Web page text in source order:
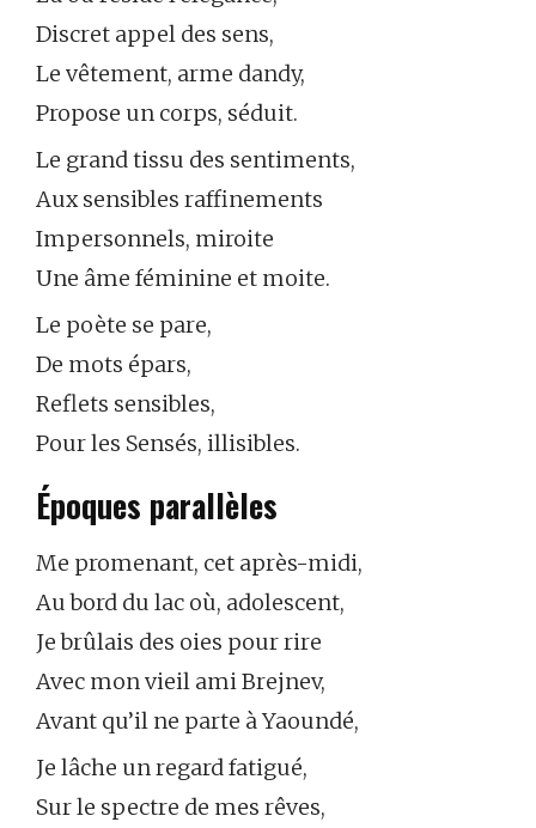
Discret appel des sens,
Le vêtement, arme dandy,
Propose un corps, séduit.
Le grand tissu des sentiments,
Aux sensibles raffinements
Impersonnels, miroite
Une âme féminine et moite.
Le poète se pare,
De mots épars,
Reflets sensibles,
Pour les Sensés, illisibles.
Époques parallèles
Me promenant, cet après-midi,
Au bord du lac où, adolescent,
Je brûlais des oies pour rire
Avec mon vieil ami Brejnev,
Avant qu’il ne parte à Yaoundé,
Je lâche un regard fatigué,
Sur le spectre de mes rêves,